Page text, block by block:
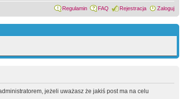
Regulamin FAQ Rejestracja Zaloguj
jeżeli uważasz że jakiś post ma na celu